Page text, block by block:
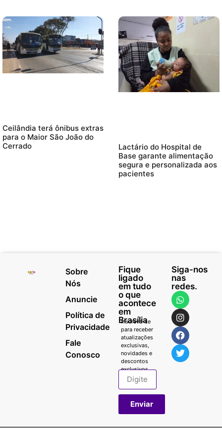
Ceilândia terá ônibus extras
para o Maior São João do
Cerrado
Lactário do Hospital de
Base garante alimentação
segura e personalizada aos
pacientes
Sobre
Nós
Anuncie
Política de
Privacidade
Fale
Conosco
Fique
ligado
em tudo
o que
acontece
em
Brasília
Inscreva-se
para receber
atualizações
exclusivas,
novidades e
descontos
exclusivos.
Enviar
Siga-nos
nas
redes.